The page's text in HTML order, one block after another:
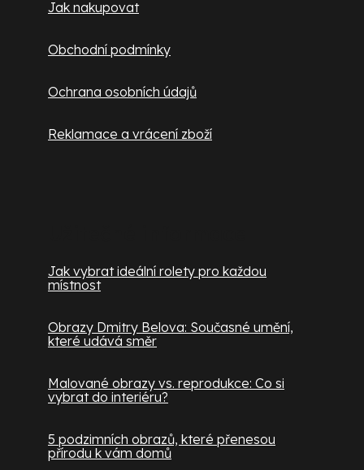
Jak nakupovat
Obchodní podmínky
Ochrana osobních údajů
Reklamace a vrácení zboží
Jak vybrat ideální rolety pro každou
místnost
Obrazy Dmitry Belova: Současné umění,
které udává směr
Malované obrazy vs. reprodukce: Co si
vybrat do interiéru?
5 podzimních obrazů, které přenesou
přírodu k vám domů